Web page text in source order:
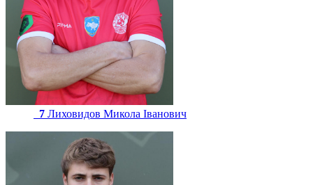
7 Лиховидов Микола Іванович